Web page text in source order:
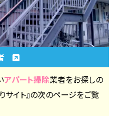
者
アパート掃除業者をお探しの
サイト』の次のページをご覧